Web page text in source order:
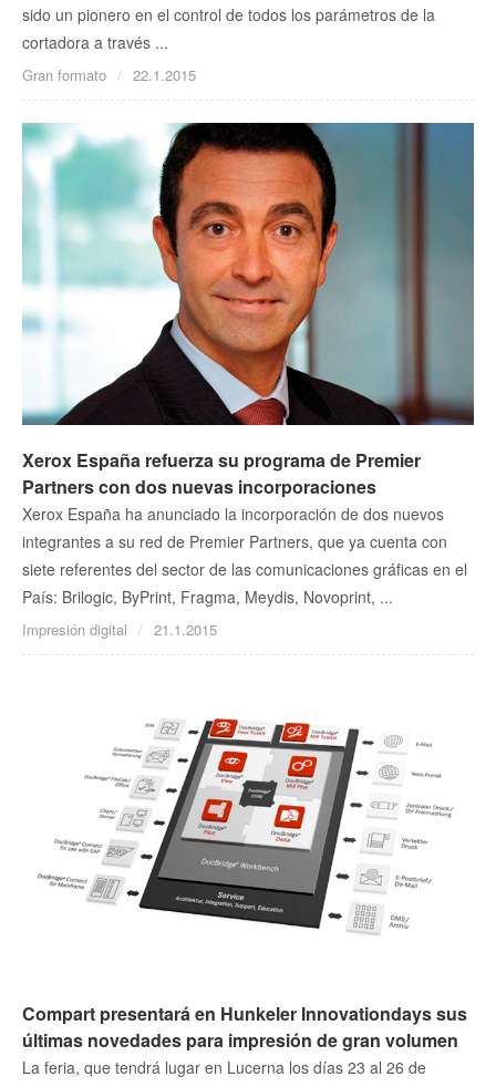
sido un pionero en el control de todos los parámetros de la
cortadora a través ...
Gran formato 22.1.2015
Xerox España refuerza su programa de Premier
Partners con dos nuevas incorporaciones
Xerox España ha anunciado la incorporación de dos nuevos
integrantes a su red de Premier Partners, que ya cuenta con
siete referentes del sector de las comunicaciones gráficas en el
País: Brilogic, ByPrint, Fragma, Meydis, Novoprint, ...
Impresión digital 21.1.2015
Compart presentará en Hunkeler Innovationdays sus
últimas novedades para impresión de gran volumen
La feria, que tendrá lugar en Lucerna los días 23 al 26 de